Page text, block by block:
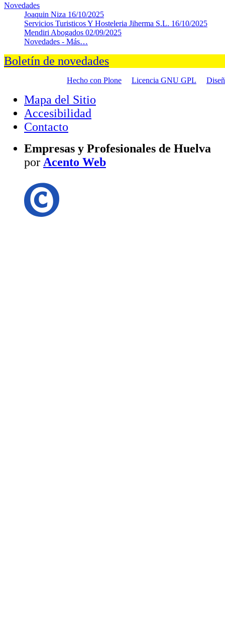
Novedades
Joaquin Niza 16/10/2025
Servicios Turisticos Y Hosteleria Jiherma S.L. 16/10/2025
Mendiri Abogados 02/09/2025
Novedades - Más…
Boletín de novedades
Hecho con Plone Licencia GNU GPL
Mapa del Sitio
Accesibilidad
Contacto
Empresas y Profesionales de Huelva
por Acento Web